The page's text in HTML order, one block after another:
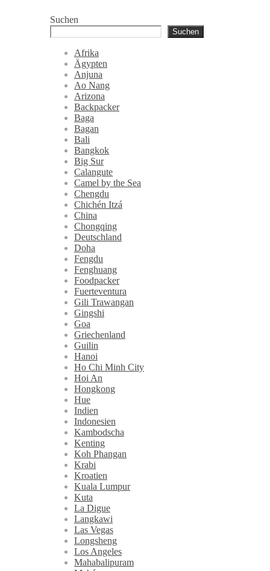
Suchen
Suchen
Afrika
Ägypten
Anjuna
Ao Nang
Arizona
Backpacker
Baga
Bagan
Bali
Bangkok
Big Sur
Calangute
Camel by the Sea
Chengdu
Chichén Itzá
China
Chongqing
Deutschland
Doha
Fengdu
Fenghuang
Foodpacker
Fuerteventura
Gili Trawangan
Gingshi
Goa
Griechenland
Guilin
Hanoi
Ho Chi Minh City
Hoi An
Hongkong
Hue
Indien
Indonesien
Kambodscha
Kenting
Koh Phangan
Krabi
Kroatien
Kuala Lumpur
Kuta
La Digue
Langkawi
Las Vegas
Longsheng
Los Angeles
Mahabalipuram